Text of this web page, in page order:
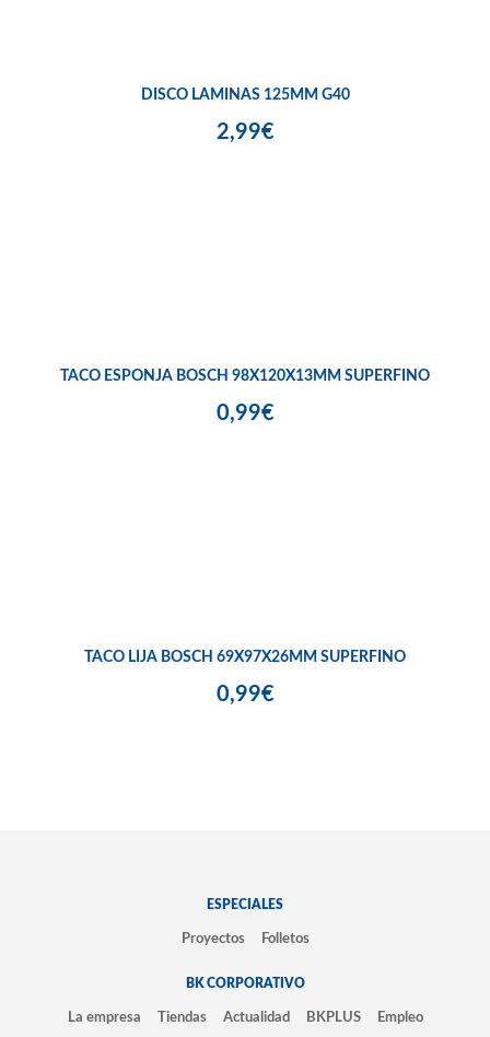
DISCO LAMINAS 125MM G40
2,99€
TACO ESPONJA BOSCH 98X120X13MM SUPERFINO
0,99€
TACO LIJA BOSCH 69X97X26MM SUPERFINO
0,99€
ESPECIALES
Proyectos Folletos
BK CORPORATIVO
La empresa Tiendas Actualidad BKPLUS Empleo